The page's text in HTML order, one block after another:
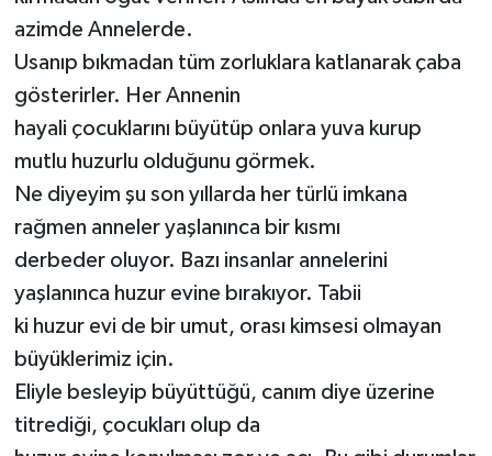
azimde Annelerde.
Usanıp bıkmadan tüm zorluklara katlanarak çaba
gösterirler. Her Annenin
hayali çocuklarını büyütüp onlara yuva kurup
mutlu huzurlu olduğunu görmek.
Ne diyeyim şu son yıllarda her türlü imkana
rağmen anneler yaşlanınca bir kısmı
derbeder oluyor. Bazı insanlar annelerini
yaşlanınca huzur evine bırakıyor. Tabii
ki huzur evi de bir umut, orası kimsesi olmayan
büyüklerimiz için.
Eliyle besleyip büyüttüğü, canım diye üzerine
titrediği, çocukları olup da